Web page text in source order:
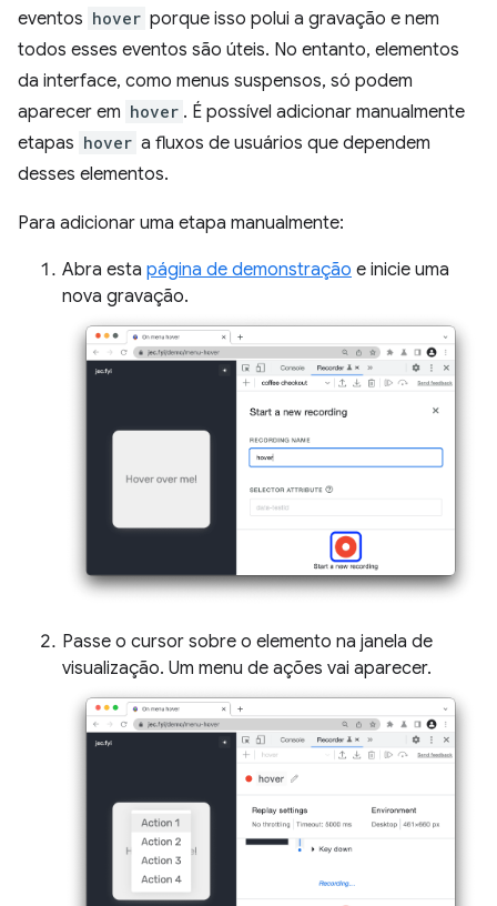
eventos hover porque isso polui a gravação e nem
todos esses eventos são úteis. No entanto, elementos
da interface, como menus suspensos, só podem
aparecer em hover . É possível adicionar manualmente
etapas hover a fluxos de usuários que dependem
desses elementos.
Para adicionar uma etapa manualmente:
Abra esta página de demonstração e inicie uma
nova gravação.
Passe o cursor sobre o elemento na janela de
visualização. Um menu de ações vai aparecer.